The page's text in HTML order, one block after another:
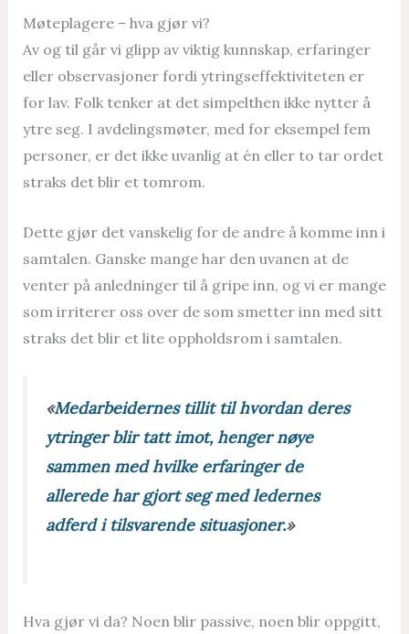
Møteplagere – hva gjør vi?
Av og til går vi glipp av viktig kunnskap, erfaringer
eller observasjoner fordi ytringseffektiviteten er
for lav. Folk tenker at det simpelthen ikke nytter å
ytre seg. I avdelingsmøter, med for eksempel fem
personer, er det ikke uvanlig at én eller to tar ordet
straks det blir et tomrom.
Dette gjør det vanskelig for de andre å komme inn i
samtalen. Ganske mange har den uvanen at de
venter på anledninger til å gripe inn, og vi er mange
som irriterer oss over de som smetter inn med sitt
straks det blir et lite oppholdsrom i samtalen.
«Medarbeidernes tillit til hvordan deres
ytringer blir tatt imot, henger nøye
sammen med hvilke erfaringer de
allerede har gjort seg med ledernes
adferd i tilsvarende situasjoner.»
Hva gjør vi da? Noen blir passive, noen blir oppgitt,